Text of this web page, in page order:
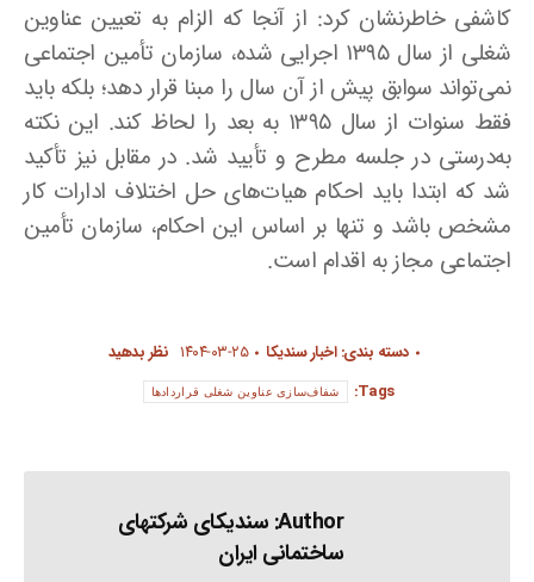
کاشفی خاطرنشان کرد: از آنجا که الزام به تعیین عناوین
شغلی از سال ۱۳۹۵ اجرایی شده، سازمان تأمین اجتماعی
نمی‌تواند سوابق پیش از آن سال را مبنا قرار دهد؛ بلکه باید
فقط سنوات از سال ۱۳۹۵ به بعد را لحاظ کند. این نکته
به‌درستی در جلسه مطرح و تأیید شد. در مقابل نیز تأکید
شد که ابتدا باید احکام هیات‌های حل اختلاف ادارات کار
مشخص باشد و تنها بر اساس این احکام، سازمان تأمین
اجتماعی مجاز به اقدام است.
دسته بندی:اخبار سندیکا ۱۴۰۴-۰۳-۲۵ نظر بدهید
Tags:
شفاف‌سازی عناوین شغلی قراردادها
Author: سندیکای شرکتهای
ساختمانی ایران